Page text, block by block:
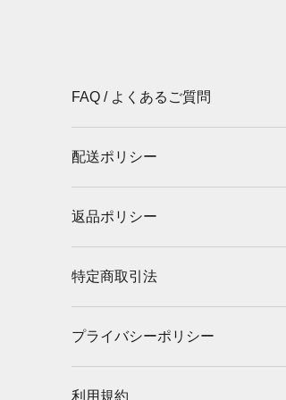
FAQ / よくあるご質問
配送ポリシー
返品ポリシー
特定商取引法
プライバシーポリシー
利用規約